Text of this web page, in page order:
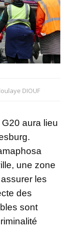
DIOUF
aura lieu
une zone
les
des
sont